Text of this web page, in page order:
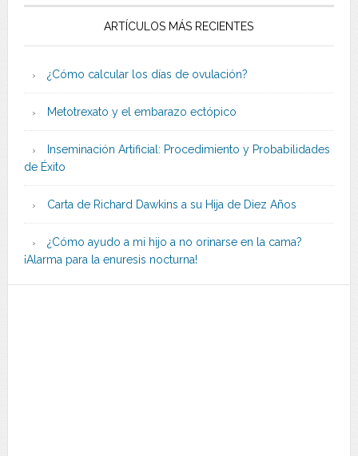
ARTÍCULOS MÁS RECIENTES
¿Cómo calcular los días de ovulación?
Metotrexato y el embarazo ectópico
Inseminación Artificial: Procedimiento y Probabilidades
de Éxito
Carta de Richard Dawkins a su Hija de Diez Años
¿Cómo ayudo a mi hijo a no orinarse en la cama?
¡Alarma para la enuresis nocturna!